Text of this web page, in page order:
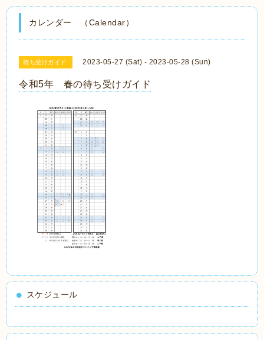
カレンダー （Calendar）
待ち受けガイド 2023-05-27 (Sat) - 2023-05-28 (Sun)
令和5年 春の待ち受けガイド
スケジュール